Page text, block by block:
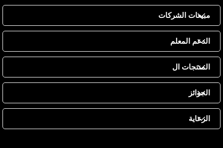
مبيعات الشركات
الدعم المعلم
المنتجات ال
الجوائز
الرعاية